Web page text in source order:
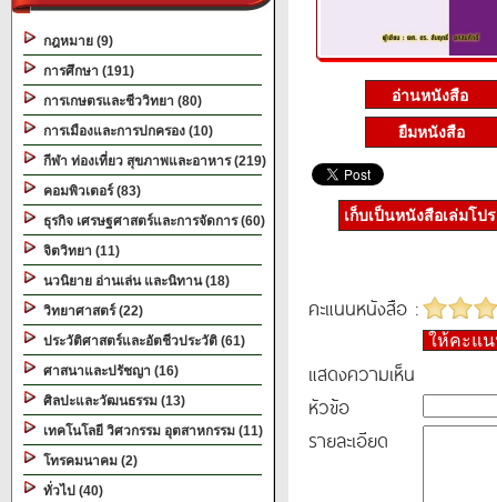
กฎหมาย (9)
การศึกษา (191)
การเกษตรและชีววิทยา (80)
การเมืองและการปกครอง (10)
กีฬา ท่องเที่ยว สุขภาพและอาหาร (219)
คอมพิวเตอร์ (83)
ธุรกิจ เศรษฐศาสตร์และการจัดการ (60)
จิตวิทยา (11)
นวนิยาย อ่านเล่น และนิทาน (18)
วิทยาศาสตร์ (22)
ประวัติศาสตร์และอัตชีวประวัติ (61)
ศาสนาและปรัชญา (16)
ศิลปะและวัฒนธรรม (13)
เทคโนโลยี วิศวกรรม อุตสาหกรรม (11)
โทรคมนาคม (2)
ทั่วไป (40)
ยืมหนังสือ
เก็บเป็นหนังสือเล่มโป
คะแนนหนังสือ :
ให้คะแ
แสดงความเห็น
หัวข้อ
รายละเอียด